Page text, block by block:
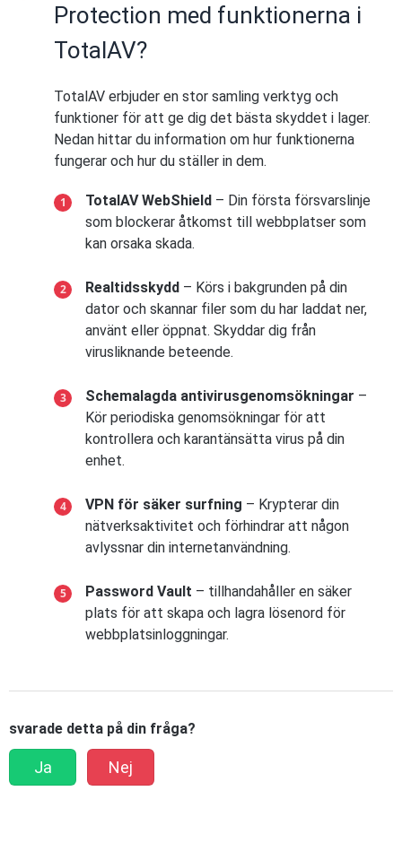
Protection med funktionerna i
TotalAV?
TotalAV erbjuder en stor samling verktyg och
funktioner för att ge dig det bästa skyddet i lager.
Nedan hittar du information om hur funktionerna
fungerar och hur du ställer in dem.
TotalAV WebShield – Din första försvarslinje
som blockerar åtkomst till webbplatser som
kan orsaka skada.
Realtidsskydd – Körs i bakgrunden på din
dator och skannar filer som du har laddat ner,
använt eller öppnat. Skyddar dig från
virusliknande beteende.
Schemalagda antivirusgenomsökningar –
Kör periodiska genomsökningar för att
kontrollera och karantänsätta virus på din
enhet.
VPN för säker surfning – Krypterar din
nätverksaktivitet och förhindrar att någon
avlyssnar din internetanvändning.
Password Vault – tillhandahåller en säker
plats för att skapa och lagra lösenord för
webbplatsinloggningar.
svarade detta på din fråga?
Ja Nej